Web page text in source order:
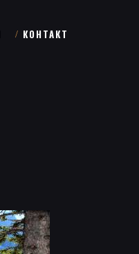
КОНТАКТ